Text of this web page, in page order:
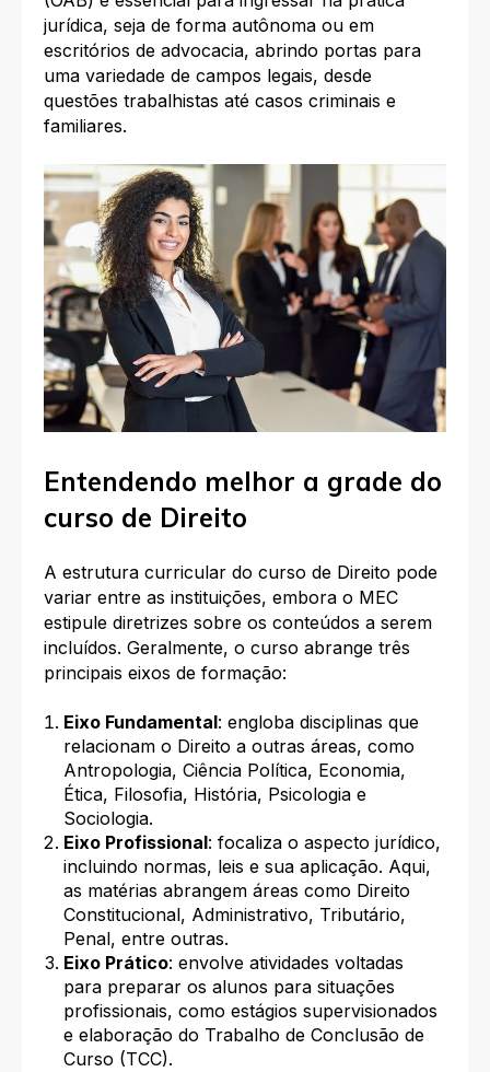
jurídica, seja de forma autônoma ou em
escritórios de advocacia, abrindo portas para
uma variedade de campos legais, desde
questões trabalhistas até casos criminais e
familiares.
Entendendo melhor a grade do
curso de Direito
A estrutura curricular do curso de Direito pode
variar entre as instituições, embora o MEC
estipule diretrizes sobre os conteúdos a serem
incluídos. Geralmente, o curso abrange três
principais eixos de formação:
Eixo Fundamental: engloba disciplinas que
relacionam o Direito a outras áreas, como
Antropologia, Ciência Política, Economia,
Ética, Filosofia, História, Psicologia e
Sociologia.
Eixo Profissional: focaliza o aspecto jurídico,
incluindo normas, leis e sua aplicação. Aqui,
as matérias abrangem áreas como Direito
Constitucional, Administrativo, Tributário,
Penal, entre outras.
Eixo Prático: envolve atividades voltadas
para preparar os alunos para situações
profissionais, como estágios supervisionados
e elaboração do Trabalho de Conclusão de
Curso (TCC).